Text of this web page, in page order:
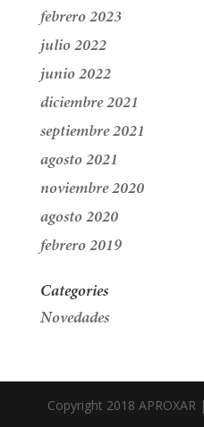
febrero 2023
julio 2022
junio 2022
diciembre 2021
septiembre 2021
agosto 2021
noviembre 2020
agosto 2020
febrero 2019
Categories
Novedades
Copyright 2018